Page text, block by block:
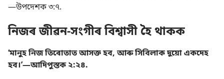
—উপদেশক ৩:৭.
নিজৰ জীৱন-সংগীৰ বিশ্বাসী হৈ থাকক
‘মানুহ নিজ তিৰোতাত আসক্ত হব, আৰু সিবিলাক দুয়ো একদেহ
হব।’—আদিপুস্তক ২:২৪.